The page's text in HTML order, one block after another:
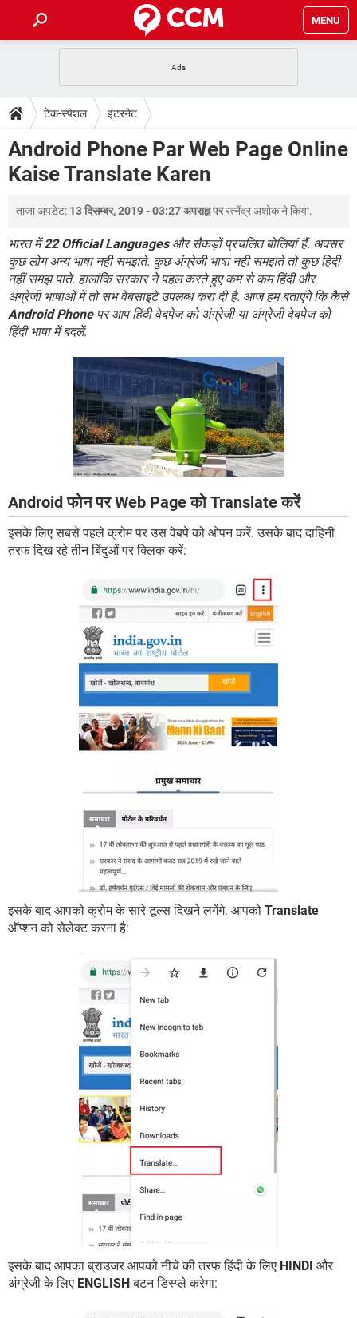
MENU
फोन पर अकाउंट बैलेंस चेक
WhatsApp Hack हो गया? Lucky Patcher यूज करें
टेक-स्पेशल
2020 के फ्री एंटीवायरस
बेस्ट फ्री ऑनलाइन गेम्स
डाउनलोड
Vidmate PUBG Mobile
FORUM
TikTok Account Freeze हो गया JioPhone में TikTok डाउनलोड
SBI बैंक अकाउंट नंबर पता करें
केबल और कनेक्टर्स कंप्यूटर बस
सीरियल और पैरलल पोर्ट
टेक-स्पेशल इंटरनेट
Android Phone Par Web Page Online
Kaise Translate Karen
ताजा अपडेट: 13 दिसम्बर, 2019 - 03:27 अपराह्न पररत्नेंद्र अशोकने किया.
भारत में22 Official Languagesऔर सैकड़ों प्रचलित बोलियां हैं. अक्सर
कुछ लोग अन्य भाषा नही समझते. कुछ अंग्रेजी भाषा नही समझते तो कुछ हिदी
नहीं समझ पाते. हालांकि सरकार ने पहल करते हुए कम से कम हिंदी और
अंग्रेजी भाषाओं में तो सभ वेबसाइटें उपलब्ध करा दी है. आज हम बताएंगे कि कैसे
Android Phoneपर आप हिंदी वेबपेज को अंग्रेजी या अंग्रेजी वेबपेज को
हिंदी भाषा में बदलें.
Android फोन पर Web Page को Translate करें
इसके लिए सबसे पहले क्रोम पर उस वेबपे को ओपन करें. उसके बाद दाहिनी
तरफ दिख रहे तीन बिंदुओं पर क्लिक करें:
इसके बाद आपको क्रोम के सारे टूल्स दिखने लगेंगे. आपको Translate
ऑप्शन को सेलेक्ट करना है:
इसके बाद आपका ब्राउजर आपको नीचे की तरफ हिंदी के लिए HINDI और
अंग्रेजी के लिए ENGLISHबटन डिस्प्ले करेगा: